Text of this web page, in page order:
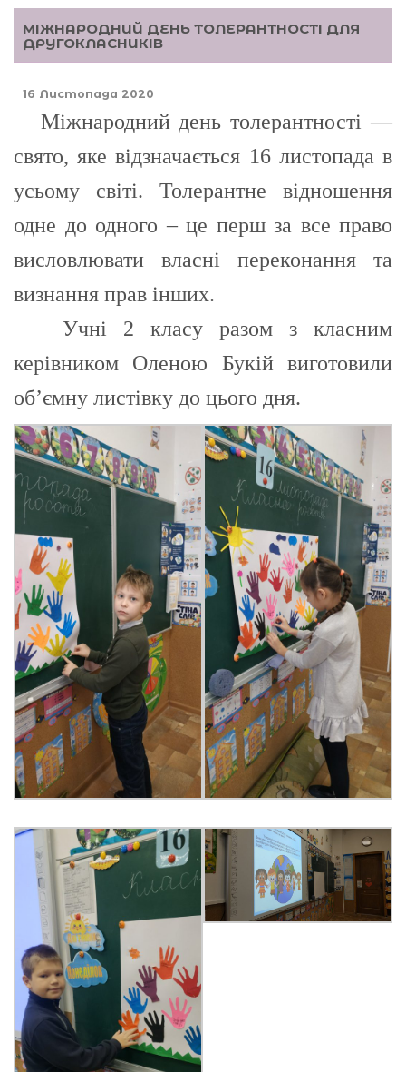
МІЖНАРОДНИЙ ДЕНЬ ТОЛЕРАНТНОСТІ ДЛЯ
ДРУГОКЛАСНИКІВ
16 Листопада 2020
Міжнародний день толерантності —
свято, яке відзначається 16 листопада в
усьому світі. Толерантне відношення
одне до одного – це перш за все право
висловлювати власні переконання та
визнання прав інших.
Учні 2 класу разом з класним
керівником Оленою Букій виготовили
об’ємну листівку до цього дня.